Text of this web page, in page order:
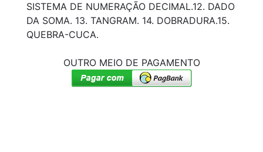
SISTEMA DE NUMERAÇÃO DECIMAL.12. DADO
DA SOMA. 13. TANGRAM. 14. DOBRADURA.15.
QUEBRA-CUCA.
OUTRO MEIO DE PAGAMENTO